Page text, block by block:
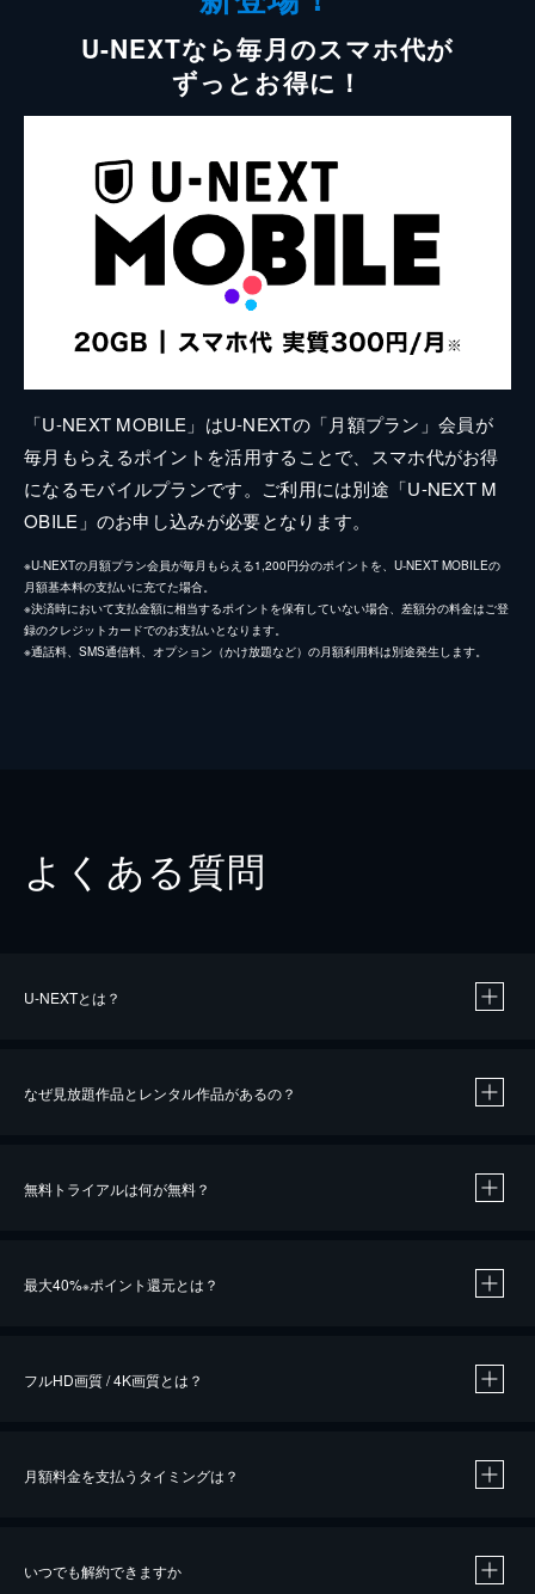
U-NEXTなら毎月のスマホ代が
ずっとお得に！
「U-NEXT MOBILE」はU-NEXTの「月額プラン」会員が
毎月もらえるポイントを活用することで、スマホ代がお得
になるモバイルプランです。ご利用には別途「U-NEXT M
OBILE」のお申し込みが必要となります。
※U-NEXTの月額プラン会員が毎月もらえる1,200円分のポイントを、U-NEXT MOBILEの
月額基本料の支払いに充てた場合。
※決済時において支払金額に相当するポイントを保有していない場合、差額分の料金はご登
録のクレジットカードでのお支払いとなります。
※通話料、SMS通信料、オプション（かけ放題など）の月額利用料は別途発生します。
よくある質問
U-NEXTとは？
なぜ見放題作品とレンタル作品があるの？
無料トライアルは何が無料？
最大40%※ポイント還元とは？
※40％ポイント還元の対象は、クレジットカード決済による作品の購入 / レンタルです。
フルHD画質 / 4K画質とは？
月額料金を支払うタイミングは？
いつでも解約できますか